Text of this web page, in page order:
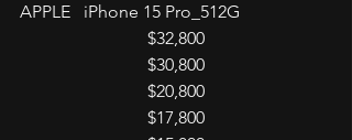
APPLE   iPhone 15 Pro_512G
$32,800
$30,800
$20,800
$17,800